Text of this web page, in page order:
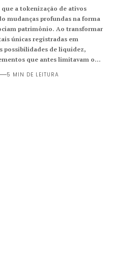
que a tokenização de ativos
mudanças profundas na forma
patrimônio. Ao transformar
únicas registradas em
possibilidades de liquidez,
que antes limitavam o…
5 MIN DE LEITURA